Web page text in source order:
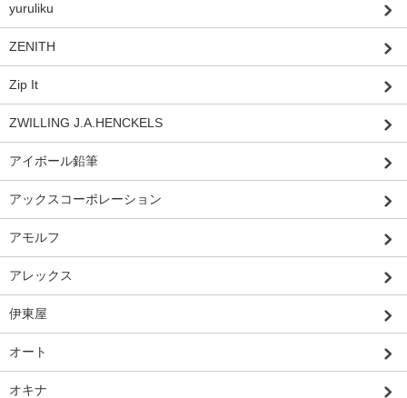
yuruliku
ZENITH
Zip It
ZWILLING J.A.HENCKELS
アイボール鉛筆
アックスコーポレーション
アモルフ
アレックス
伊東屋
オート
オキナ